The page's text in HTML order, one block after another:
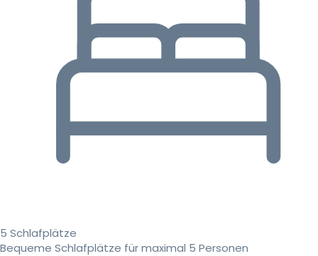
5 Schlafplätze
Bequeme Schlafplätze für maximal 5 Personen